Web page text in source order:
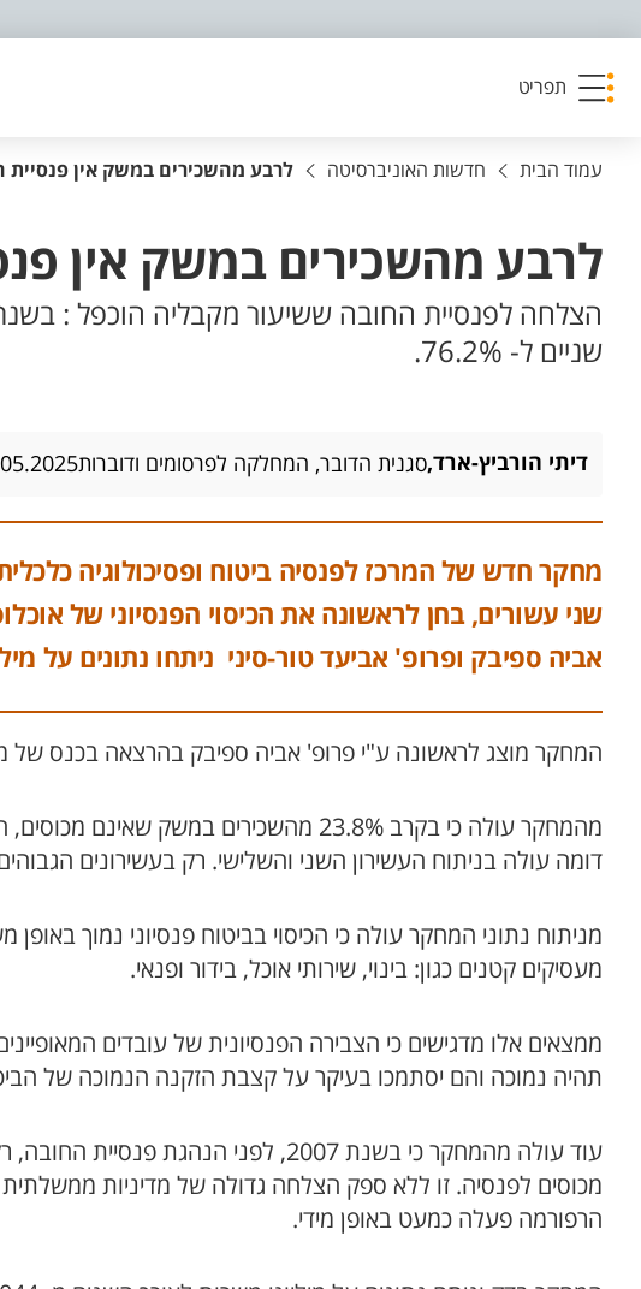
תפריט
עמוד הבית חדשות האוניברסיטה לרבע מהשכירים במשק אין פנסיית
לרבע מהשכירים במשק אין
שניים ל- 76.2%.
דיתי הורביץ-ארד,סגנית הדובר, המחלקה לפרסומים ודוברות
מחקר חדש של המרכז לפנסיה ביטוח ופסיכולוגיה
שני עשורים, בחן לראשונה את הכיסוי הפנסיוני של
אביה ספיבק ופרופ' אביעד טור-סיני ניתחו נתונים על מיליוני משרות לאורך השנים 2022-
המחקר מוצג לראשונה ע"י פרופ' אביה ספיבק בהרצאה בכנס של
דומה עולה בניתוח העשירון השני והשלישי. רק בעשירונים
מניתוח נתוני המחקר עולה כי הכיסוי בביטוח פנסיוני נמוך
מעסיקים קטנים כגון: בינוי, שירותי אוכל, בידור ופנאי.
ממצאים אלו מדגישים כי הצבירה הפנסיונית של עובדים
תהיה נמוכה והם יסתמכו בעיקר על קצבת הזקנה הנמוכה של
הרפורמה פעלה כמעט באופן מידי.